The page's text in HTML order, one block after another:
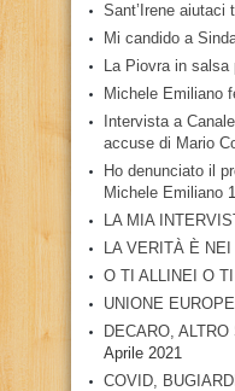
Sant’Irene aiutaci
Mi candido a
La Piovra in salsa
Michele Emiliano
Intervista a
accuse di Mario
Ho denunciato il
Michele Emiliano
LA MIA
LA VERITÀ È NEI
O TI ALLINEI O
UNIONE
DECARO,
Aprile 2021
COVID,